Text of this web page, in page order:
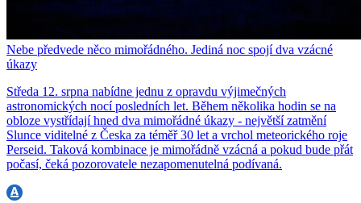
Nebe předvede něco mimořádného. Jediná noc spojí dva vzácné
úkazy
Středa 12. srpna nabídne jednu z opravdu výjimečných
astronomických nocí posledních let. Během několika hodin se na
obloze vystřídají hned dva mimořádné úkazy - největší zatmění
Slunce viditelné z Česka za téměř 30 let a vrchol meteorického roje
Perseid. Taková kombinace je mimořádně vzácná a pokud bude přát
počasí, čeká pozorovatele nezapomenutelná podívaná.